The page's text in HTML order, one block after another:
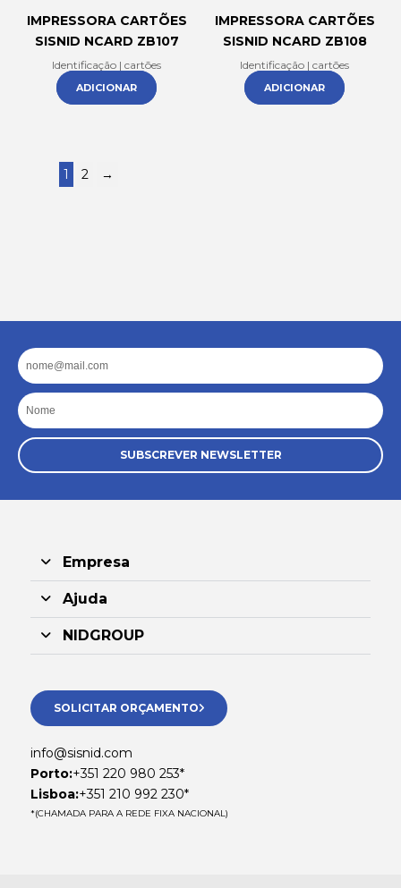
IMPRESSORA CARTÕES
SISNID NCARD ZB107
Identificação | cartões
ADICIONAR
IMPRESSORA CARTÕES
SISNID NCARD ZB108
Identificação | cartões
ADICIONAR
1 2 →
Email
Nome
SUBSCREVER NEWSLETTER
Empresa
Ajuda
NIDGROUP
SOLICITAR ORÇAMENTO
info@sisnid.com
Porto:+351 220 980 253*
Lisboa:+351 210 992 230*
*(CHAMADA PARA A REDE FIXA NACIONAL)